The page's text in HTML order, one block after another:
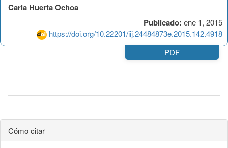
Publicado: ene 1, 2015
https://doi.org/10.22201/iij.24484873e.2015.142.4918
Carla Huerta Ochoa
PDF
Cómo citar